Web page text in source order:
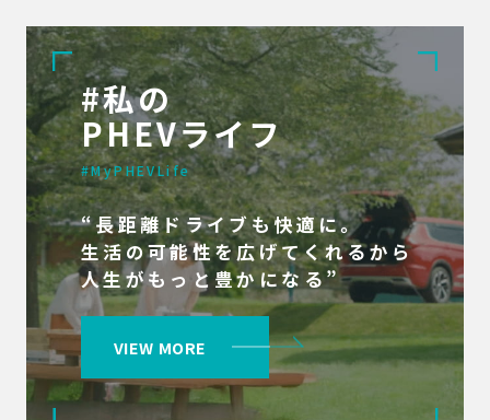
#私の
PHEVライフ
#MyPHEVLife
“長距離ドライブも快適に。
生活の可能性を広げてくれるから
人生がもっと豊かになる”
VIEW MORE